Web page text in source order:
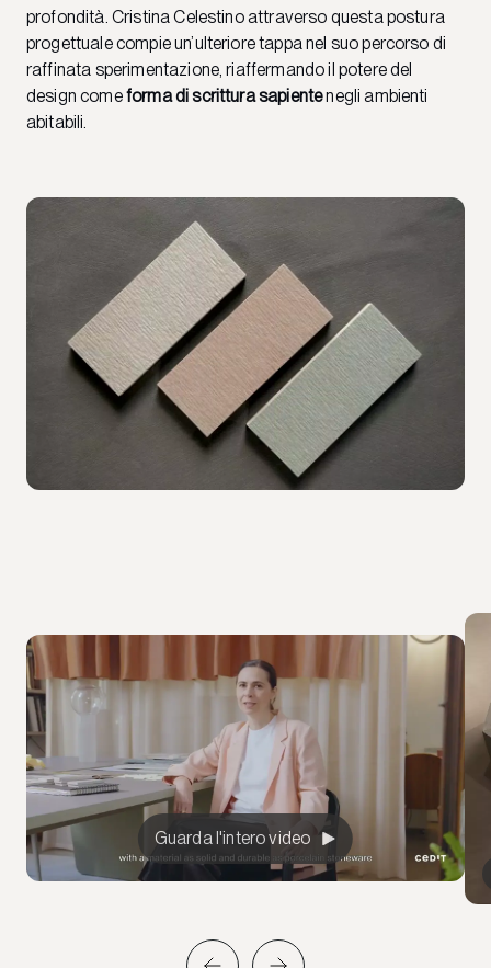
profondità. Cristina Celestino attraverso questa postura
progettuale compie un’ulteriore tappa nel suo percorso di
raffinata sperimentazione, riaffermando il potere del
design comeforma di scrittura sapientenegli ambienti
abitabili.
Guarda l'intero video